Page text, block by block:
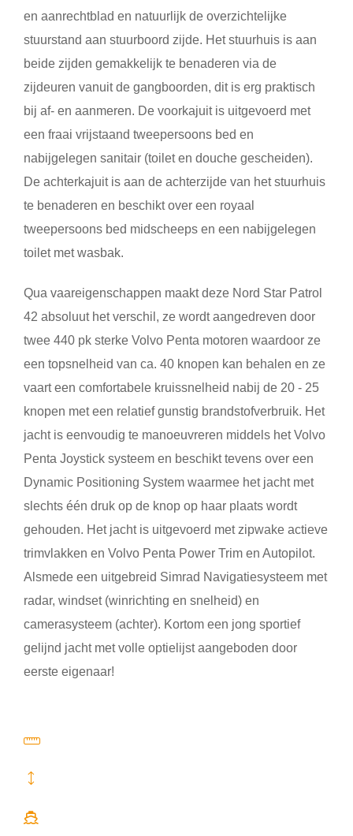
en aanrechtblad en natuurlijk de overzichtelijke
stuurstand aan stuurboord zijde. Het stuurhuis is aan
beide zijden gemakkelijk te benaderen via de
zijdeuren vanuit de gangboorden, dit is erg praktisch
bij af- en aanmeren. De voorkajuit is uitgevoerd met
een fraai vrijstaand tweepersoons bed en
nabijgelegen sanitair (toilet en douche gescheiden).
De achterkajuit is aan de achterzijde van het stuurhuis
te benaderen en beschikt over een royaal
tweepersoons bed midscheeps en een nabijgelegen
toilet met wasbak.
Qua vaareigenschappen maakt deze Nord Star Patrol
42 absoluut het verschil, ze wordt aangedreven door
twee 440 pk sterke Volvo Penta motoren waardoor ze
een topsnelheid van ca. 40 knopen kan behalen en ze
vaart een comfortabele kruissnelheid nabij de 20 - 25
knopen met een relatief gunstig brandstofverbruik. Het
jacht is eenvoudig te manoeuvreren middels het Volvo
Penta Joystick systeem en beschikt tevens over een
Dynamic Positioning System waarmee het jacht met
slechts één druk op de knop op haar plaats wordt
gehouden. Het jacht is uitgevoerd met zipwake actieve
trimvlakken en Volvo Penta Power Trim en Autopilot.
Alsmede een uitgebreid Simrad Navigatiesysteem met
radar, windset (winrichting en snelheid) en
camerasysteem (achter). Kortom een jong sportief
gelijnd jacht met volle optielijst aangeboden door
eerste eigenaar!